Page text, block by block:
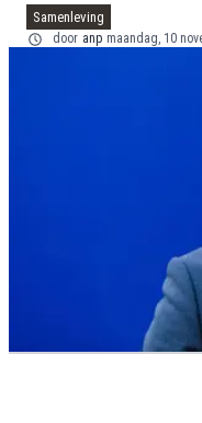
Samenleving
door anp maandag, 10